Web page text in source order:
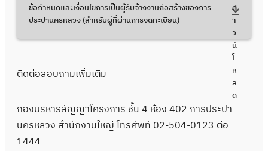
ล
ด
ข้อกำหนดและเงื่อนไขการเป็นผู้รับจ้างงานก่อสร้างของการ
ประปานครหลวง (สำหรับผู้ที่ผ่านการจดทะเบียน)
ด
า
ว
น์
โ
ห
ล
ด
ติดต่อสอบถามเพิ่มเติม
กองบริหารสัญญาโครงการ ชั้น 4 ห้อง 402 การประปา
นครหลวง สํานักงานใหญ่ โทรศัพท์02-504-0123 ต่อ
1444